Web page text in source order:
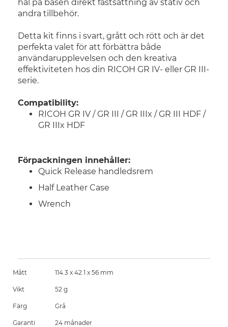
hål på basen direkt fastsättning av stativ och
andra tillbehör.
Detta kit finns i svart, grått och rött och är det
perfekta valet för att förbättra både
användarupplevelsen och den kreativa
effektiviteten hos din RICOH GR IV- eller GR III-
serie.
Compatibility:
RICOH GR IV / GR III / GR IIIx / GR III HDF /
GR IIIx HDF
Förpackningen innehåller:
Quick Release handledsrem
Half Leather Case
Wrench
Mått 114.3 x 42.1 x 56 mm
Vikt 52 g
Färg Grå
Garanti
24 månader